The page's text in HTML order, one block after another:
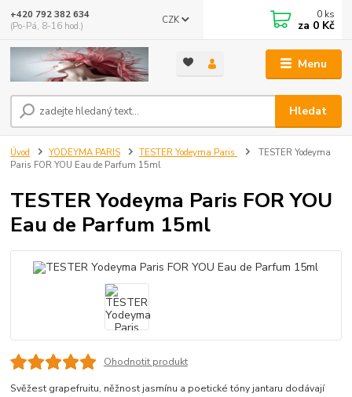
Menu
CZK
Hledat
+420 792 382 634
(Po-Pá, 8-16 hod.)
0 ks
za 0 Kč
Úvod YODEYMA PARIS TESTER Yodeyma Paris
TESTER Yodeyma
Paris FOR YOU Eau de Parfum 15ml
TESTER Yodeyma Paris FOR YOU
Eau de Parfum 15ml
Ohodnotit produkt
Svěžest grapefruitu, něžnost jasmínu a poetické tóny jantaru dodávají